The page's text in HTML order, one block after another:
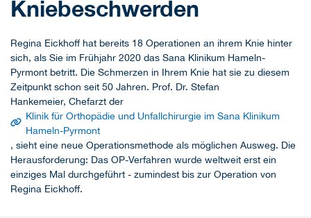
Kniebeschwerden
Regina Eickhoff hat bereits 18 Operationen an ihrem Knie hinter
sich, als Sie im Frühjahr 2020 das Sana Klinikum Hameln-
Pyrmont betritt. Die Schmerzen in Ihrem Knie hat sie zu diesem
Zeitpunkt schon seit 50 Jahren. Prof. Dr. Stefan
Hankemeier, Chefarzt der
Klinik für Orthopädie und Unfallchirurgie im Sana Klinikum
Hameln-Pyrmont
, sieht eine neue Operationsmethode als möglichen Ausweg. Die
Herausforderung: Das OP-Verfahren wurde weltweit erst ein
einziges Mal durchgeführt - zumindest bis zur Operation von
Regina Eickhoff.